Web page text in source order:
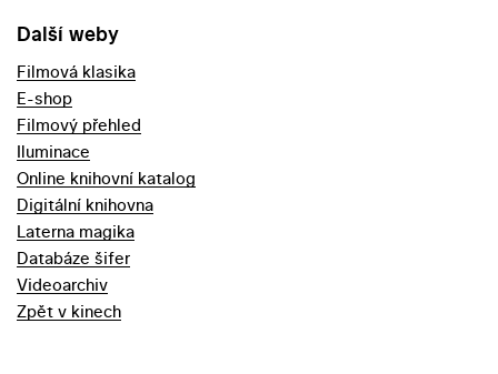
Další weby
Filmová klasika
E-shop
Filmový přehled
Iluminace
Online knihovní katalog
Digitální knihovna
Laterna magika
Databáze šifer
Videoarchiv
Zpět v kinech